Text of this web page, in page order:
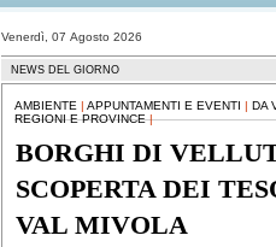
Venerdì, 07 Agosto 2026
NEWS DEL GIORNO
AMBIENTE | APPUNTAMENTI E EVENTI | DA
REGIONI E PROVINCE|
BORGHI DI
SCOPERTA DEI
VAL MIVOLA